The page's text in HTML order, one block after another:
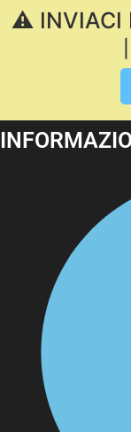
⚠️ INVIACI